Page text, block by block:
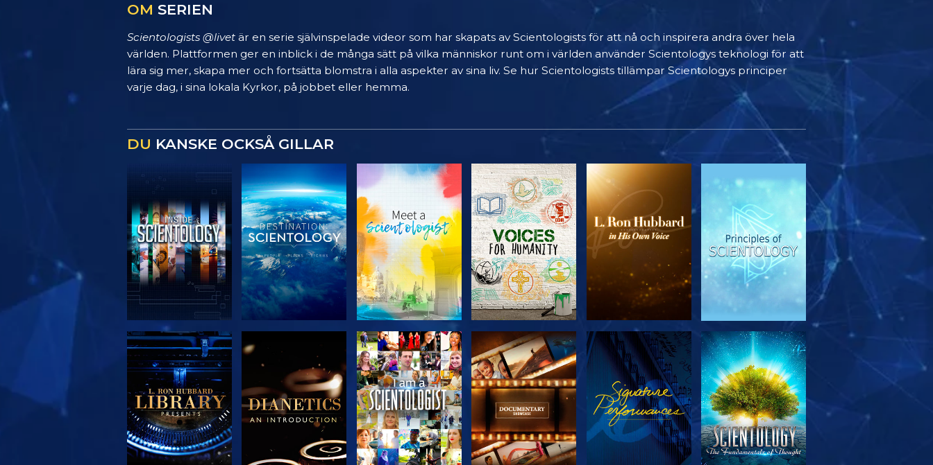
OM SERIEN
Scientologists @livet är en serie självinspelade videor som har skapats av Scientologists för att nå och inspirera andra över hela
världen. Plattformen ger en inblick i de många sätt på vilka människor runt om i världen använder Scientologys teknologi för att
lära sig mer, skapa mer och fortsätta blomstra i alla aspekter av sina liv. Se hur Scientologists tillämpar Scientologys principer
varje dag, i sina lokala Kyrkor, på jobbet eller hemma.
DU KANSKE OCKSÅ GILLAR
UTFORSKA
SERIEN
UTFORSKA
SERIEN
UTFORSKA
SERIEN
UTFORSKA
SERIEN
UTFORSKA
SERIEN
TITTA